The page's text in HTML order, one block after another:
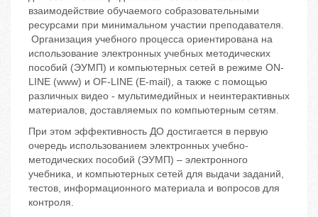
взаимодействие обучаемого собразовательными
ресурсами при минимальном участии преподавателя.
Организация учебного процесса ориентирована на
использование электронных учебных методических
пособий (ЭУМП) и компьютерных сетей в режиме ON-
LINE (www) и OF-LINE (E-mail), а также с помощью
различных видео - мультимедийных и неинтерактивных
материалов, доставляемых по компьютерным сетям.
При этом эффективность ДО достигается в первую
очередь использованием электронных учебно-
методических пособий (ЭУМП) – электронного
учебника, и компьютерных сетей для выдачи заданий,
тестов, информационного материала и вопросов для
контроля.